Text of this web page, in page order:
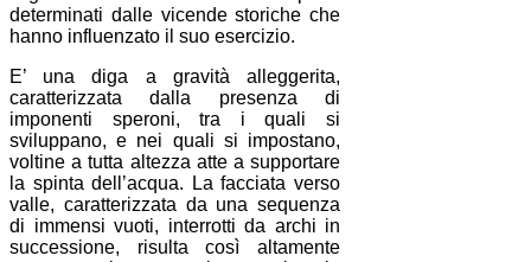
determinati dalle vicende storiche che
hanno influenzato il suo esercizio.
E’ una diga a gravità alleggerita,
caratterizzata dalla presenza di
imponenti speroni, tra i quali si
sviluppano, e nei quali si impostano,
voltine a tutta altezza atte a supportare
la spinta dell’acqua. La facciata verso
valle, caratterizzata da una sequenza
di immensi vuoti, interrotti da archi in
successione, risulta così altamente